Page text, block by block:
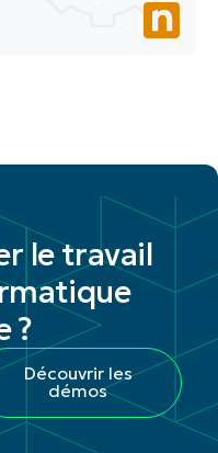
le travail
?
Découvrir les
démos